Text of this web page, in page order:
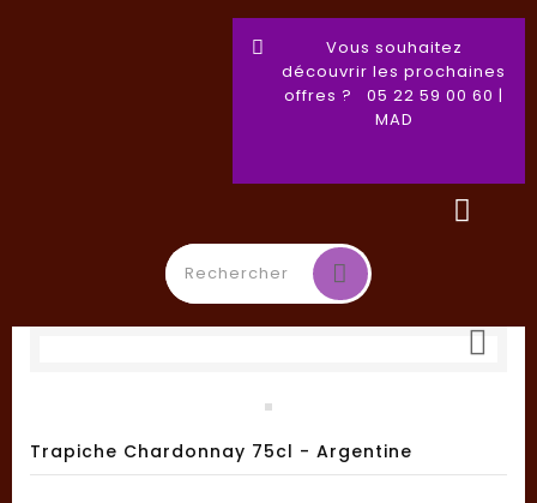
Vous souhaitez
découvrir les prochaines
offres ? 05 22 59 00 60 |
MAD

Trapiche Chardonnay 75cl - Argentine